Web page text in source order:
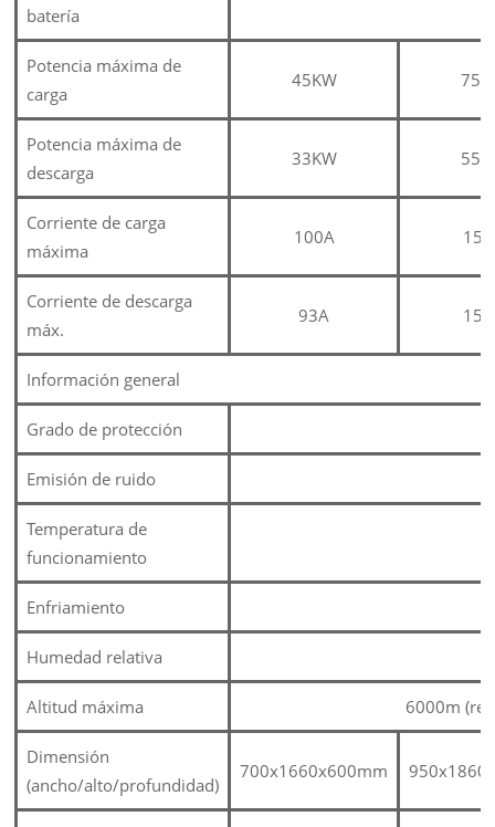
batería
Potencia máxima de
carga
45KW
Potencia máxima de
descarga
33KW
Corriente de carga
máxima
100A
Corriente de descarga
máx.
93A
Información general
Grado de protección
Emisión de ruido
Temperatura de
funcionamiento
Enfriamiento
Humedad relativa
Altitud máxima 6000m
Dimensión
(ancho/alto/profundidad)
700x1660x600mm